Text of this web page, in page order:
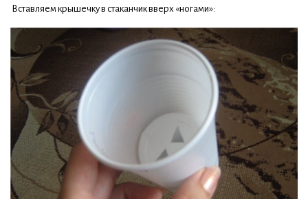
Вставляем крышечку в стаканчик вверх «ногами»: